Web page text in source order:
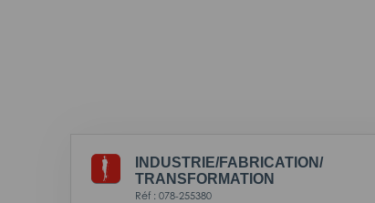
INDUSTRIE/FABRICATION/
TRANSFORMATION
Réf : 078-255380